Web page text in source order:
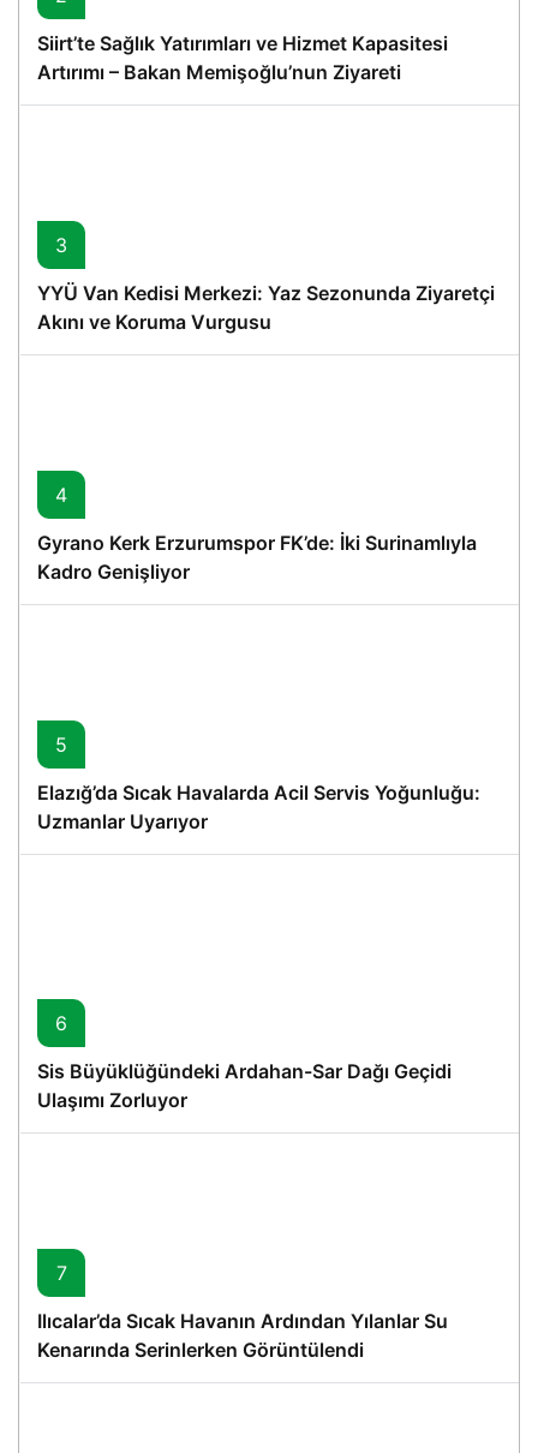
Siirt’te Sağlık Yatırımları ve Hizmet Kapasitesi
Artırımı – Bakan Memişoğlu’nun Ziyareti
3
YYÜ Van Kedisi Merkezi: Yaz Sezonunda Ziyaretçi
Akını ve Koruma Vurgusu
4
Gyrano Kerk Erzurumspor FK’de: İki Surinamlıyla
Kadro Genişliyor
5
Elazığ’da Sıcak Havalarda Acil Servis Yoğunluğu:
Uzmanlar Uyarıyor
6
Sis Büyüklüğündeki Ardahan-Sar Dağı Geçidi
Ulaşımı Zorluyor
7
Ilıcalar’da Sıcak Havanın Ardından Yılanlar Su
Kenarında Serinlerken Görüntülendi